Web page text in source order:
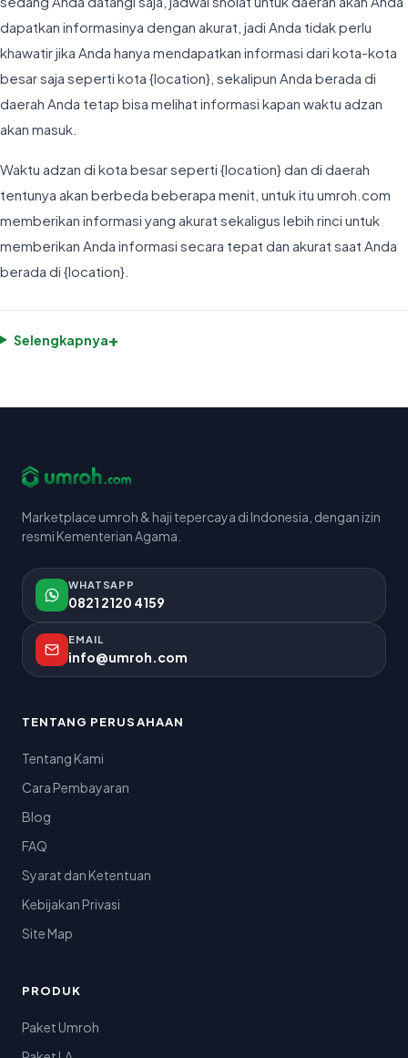
dapatkan informasinya dengan akurat, jadi Anda tidak perlu
khawatir jika Anda hanya mendapatkan informasi dari kota-kota
besar saja seperti kota {location}, sekalipun Anda berada di
daerah Anda tetap bisa melihat informasi kapan waktu adzan
akan masuk.
Waktu adzan di kota besar seperti {location} dan di daerah
tentunya akan berbeda beberapa menit, untuk itu umroh.com
memberikan informasi yang akurat sekaligus lebih rinci untuk
memberikan Anda informasi secara tepat dan akurat saat Anda
berada di {location}.
Selengkapnya+
Marketplace umroh & haji tepercaya di Indonesia, dengan izin
resmi Kementerian Agama.
WHATSAPP
0821 2120 4159
EMAIL
info@umroh.com
TENTANG PERUSAHAAN
Tentang Kami
Cara Pembayaran
Blog
FAQ
Syarat dan Ketentuan
Kebijakan Privasi
Site Map
PRODUK
Paket Umroh